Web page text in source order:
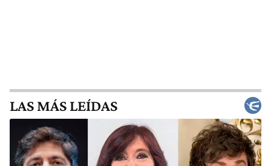
LAS MÁS LEÍDAS